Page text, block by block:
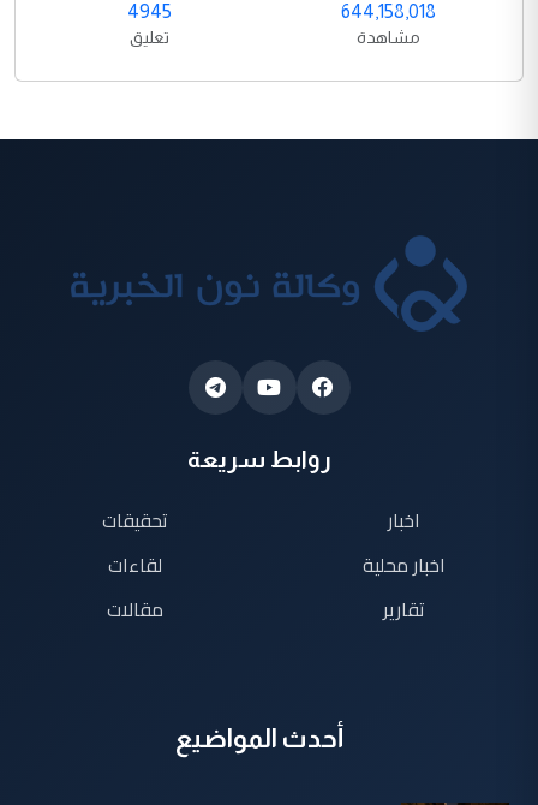
644,158,018
مشاهدة
4945
تعليق
روابط سريعة
اخبار
اخبار محلية
تقارير
تحقيقات
لقاءات
مقالات
أحدث المواضيع